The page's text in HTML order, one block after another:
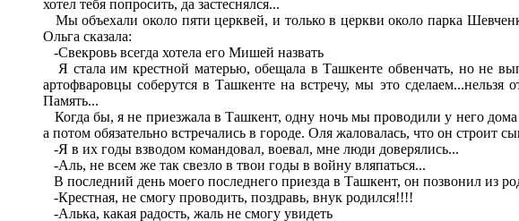
хотел тебя попросить, да застеснялся...
Мы объехали около пяти церквей, и только в церкви около парка
Ольга сказала:
-Свекровь всегда хотела его Мишей назвать
Я стала им крестной матерью, обещала в Ташкенте обвенчать, но не
артофваровцы соберутся в Ташкенте на встречу, мы это
Память...
Когда бы, я не приезжала в Ташкент, одну ночь мы проводили у него
а потом обязательно встречались в городе. Оля жаловалась, что он строит
-Я в их годы взводом командовал, воевал, мне люди доверялись...
-Аль, не всем же так свезло в твои годы в войну вляпаться...
В последний день моего последнего приезда в Ташкент, он позвонил из
-Крестная, не смогу проводить, поздравь, внук родился!!!!
-Алька, какая радость, жаль не смогу увидеть